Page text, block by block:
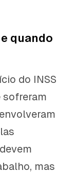
quando
do INSS
sofreram
mas